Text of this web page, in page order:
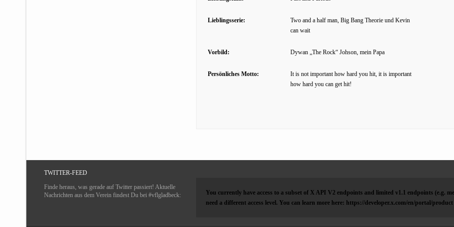
Lieblingsserie:
Two and a half man, Big Bang Theorie und Kevin
can wait
Vorbild: Dywan „The Rock“ Johson, mein Papa
Persönliches Motto:
It is not important how hard you hit, it is important
how hard you can get hit!
TWITTER-FEED
Finde heraus, was gerade auf Twitter passiert! Aktuelle
Nachrichten aus dem Verein findest Du bei #vflgladbeck:
You currently have access to a subset of X API V2 endpoints and limited v1.1 endpoints (e.g.
need a different access level. You can learn more here: https://developer.x.com/en/portal/product